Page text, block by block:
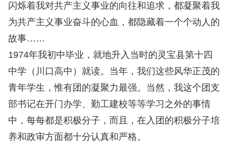
闪烁着我对共产主义事业的向往和追求，都凝聚着我
为共产主义事业奋斗的心血，都隐藏着一个个动人的
故事……
1974年我初中毕业，就地升入当时的灵宝县第十四
中学（川口高中）就读。当年，我们这些风华正茂的
青年学生，惟有团的凝聚力最强。当然，我这个团支
部书记在开门办学、勤工建校等等学习之外的事情
中，每每都是积极分子，而且，在入团的积极分子培
养和政审方面都十分认真和严格。